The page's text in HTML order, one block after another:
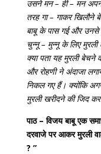
उसने मन – ही – मन
तरह गा – गाकर खिलौने
बाबू के पास गई और उनसे
चुन्नू – मुन्नू के लिए
क्या पता यह मुरली बेचने
और रोहणी ने अंदाजा
निकल गए हैं। क्योंकि
मुरली खरीदने की जिद कर
पाठ –विजय बाबू एक
दरवाजे पर आकर मुरली
? ”